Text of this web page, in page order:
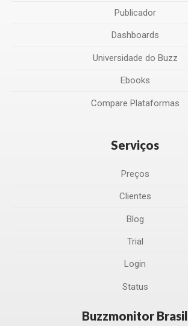
Publicador
Dashboards
Universidade do Buzz
Ebooks
Compare Plataformas
Serviços
Preços
Clientes
Blog
Trial
Login
Status
Buzzmonitor Brasil